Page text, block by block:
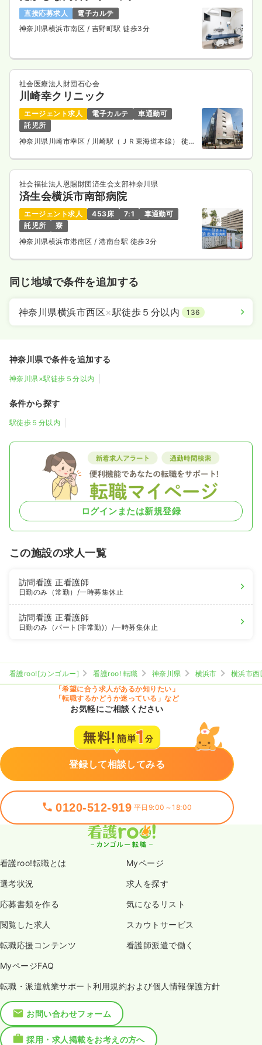
直接応募求人
電子カルテ
神奈川県横浜市南区 / 吉野町駅 徒歩3分
社会医療法人財団石心会
川崎幸クリニック
エージェント求人 電子カルテ
車通勤可
託児所
神奈川県川崎市幸区 / 川崎駅（ＪＲ東海道本線） 徒歩
社会福祉法人恩賜財団済生会支部神奈川県
済生会横浜市南部病院
エージェント求人 453床 7:1
車通勤可
託児所
寮
神奈川県横浜市港南区 / 港南台駅 徒歩3分
同じ地域で条件を追加する
神奈川県横浜市西区×駅徒歩５分以内 136
神奈川県で条件を追加する
神奈川県×駅徒歩５分以内
条件から探す
駅徒歩５分以内
ログインまたは新規登録
この施設の求人一覧
訪問看護正看護師
日勤のみ（常勤） /一時募集休止
訪問看護正看護師
日勤のみ（パート(非常勤)） /一時募集休止
看護roo![カンゴルー] 看護roo! 転職 神奈川県 横浜市
横浜市西
「希望に合う求人があるか知りたい」
「転職するかどうか迷っている」など
お気軽にご相談ください
登録して相談してみる
0120-512-919 平日9:00～18:00
看護roo!転職とは Myページ
選考状況 求人を探す
応募書類を作る 気になるリスト
閲覧した求人 スカウトサービス
転職応援コンテンツ 看護師派遣で働く
MyページFAQ
転職・派遣就業サポート利用規約および個人情報保護方針
お問い合わせフォーム
採用・求人掲載をお考えの方へ